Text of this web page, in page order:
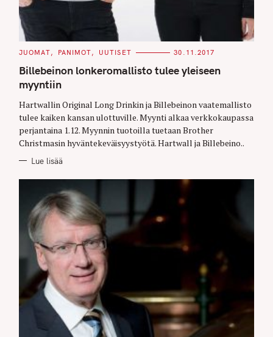
C
T
E
G
O
I
E
S
JUOMAT PANIMOT UUTISET 30.11.2017
Billebeinon lonkeromallisto tulee yleiseen
myyntiin
Hartwallin Original Long Drinkin ja Billebeinon vaatemallisto
tulee kaiken kansan ulottuville. Myynti alkaa verkkokaupassa
perjantaina 1.12. Myynnin tuotoilla tuetaan Brother
Christmasin hyväntekeväisyystyötä. Hartwall ja Billebeino..
Lue lisää